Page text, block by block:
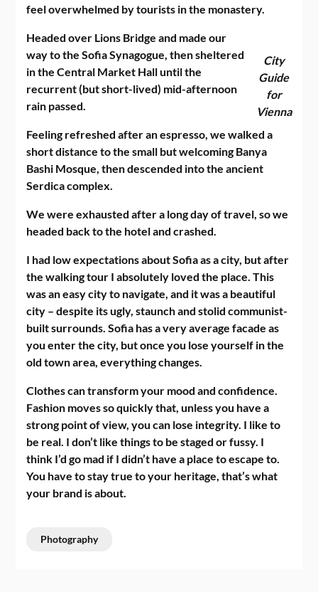
feel overwhelmed by tourists in the monastery.
City
Guide
for
Vienna
Headed over Lions Bridge and made our
way to the Sofia Synagogue, then sheltered
in the Central Market Hall until the
recurrent (but short-lived) mid-afternoon
rain passed.
Feeling refreshed after an espresso, we walked a
short distance to the small but welcoming Banya
Bashi Mosque, then descended into the ancient
Serdica complex.
We were exhausted after a long day of travel, so we
headed back to the hotel and crashed.
I had low expectations about Sofia as a city, but after
the walking tour I absolutely loved the place. This
was an easy city to navigate, and it was a beautiful
city – despite its ugly, staunch and stolid communist-
built surrounds. Sofia has a very average facade as
you enter the city, but once you lose yourself in the
old town area, everything changes.
Clothes can transform your mood and confidence.
Fashion moves so quickly that, unless you have a
strong point of view, you can lose integrity. I like to
be real. I don’t like things to be staged or fussy. I
think I’d go mad if I didn’t have a place to escape to.
You have to stay true to your heritage, that’s what
your brand is about.
Photography